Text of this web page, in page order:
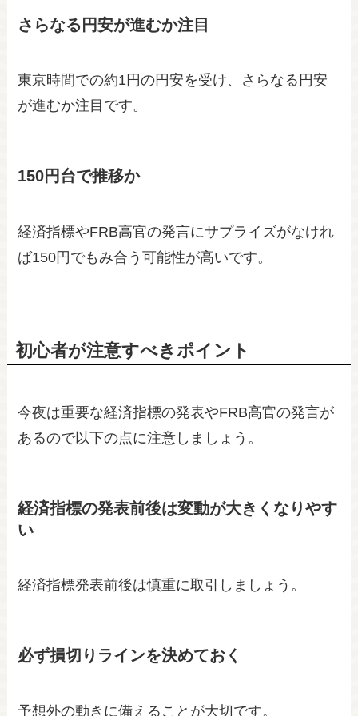
さらなる円安が進むか注目
東京時間での約1円の円安を受け、さらなる円安
が進むか注目です。
150円台で推移か
経済指標やFRB高官の発言にサプライズがなけれ
ば150円でもみ合う可能性が高いです。
初心者が注意すべきポイント
今夜は重要な経済指標の発表やFRB高官の発言が
あるので以下の点に注意しましょう。
経済指標の発表前後は変動が大きくなりやす
い
経済指標発表前後は慎重に取引しましょう。
必ず損切りラインを決めておく
予想外の動きに備えることが大切です。